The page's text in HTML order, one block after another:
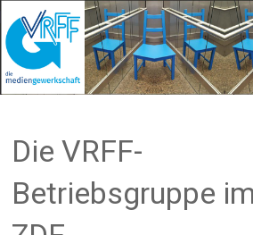
Inhalt
springen
Die VRFF-
Betriebsgruppe im